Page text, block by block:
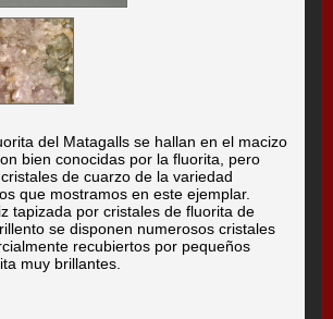
del Matagalls se hallan en el macizo
bien conocidas por la fluorita, pero
de cuarzo de la variedad
que mostramos en este ejemplar.
tapizada por cristales de fluorita de
se disponen numerosos cristales
recubiertos por pequeños
muy brillantes.